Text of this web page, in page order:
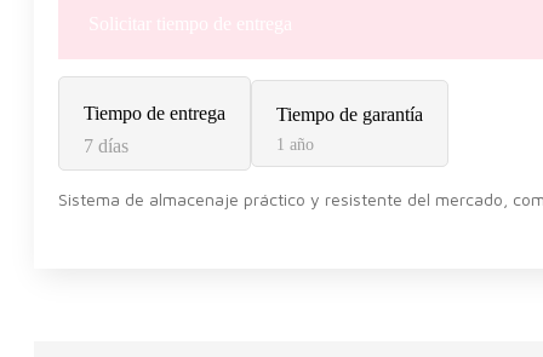
Solicitar tiempo de entrega
Tiempo de entrega
7 días
Tiempo de garantía
1 año
Sistema de almacenaje práctico y resistente del mercado,